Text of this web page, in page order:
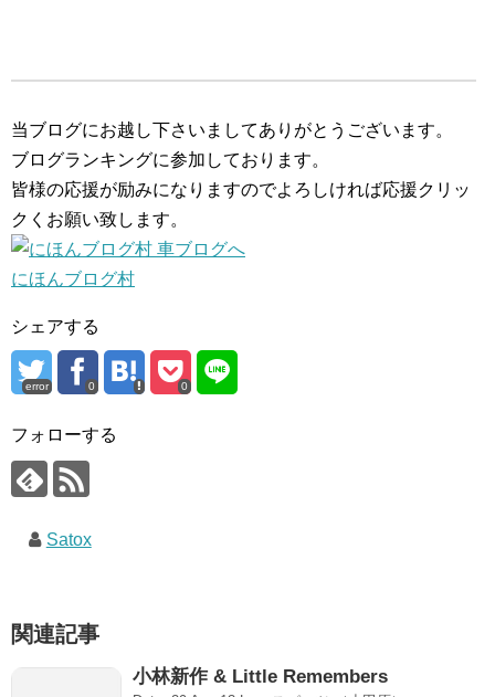
当ブログにお越し下さいましてありがとうございます。
ブログランキングに参加しております。
皆様の応援が励みになりますのでよろしければ応援クリッ
クくお願い致します。
にほんブログ村
シェアする
error 0 0
フォローする
Satox
関連記事
小林新作 & Little Remembers